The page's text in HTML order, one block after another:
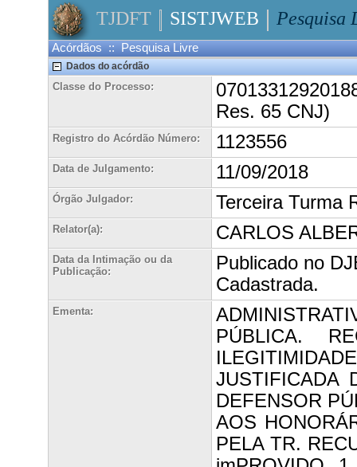
TJDFT SISTJWEB Pesquisa
Acórdãos :: Pesquisa Livre
Dados do acórdão
Classe do Processo:
Res. 65 CNJ)
Registro do Acórdão Número: 1123556
Data de Julgamento: 11/09/2018
Órgão Julgador: Terceira Turma
Relator(a): CARLOS
Data da Intimação ou da
Publicação:
Publicado no
Cadastrada.
Ementa:
PÚBLICA.
JUSTIFICADA
DEFENSOR
AOS
PELA TR.